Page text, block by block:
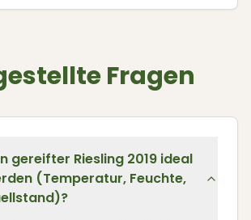
Fragen
gereifter Riesling 2019 ideal
(Temperatur, Feuchte,